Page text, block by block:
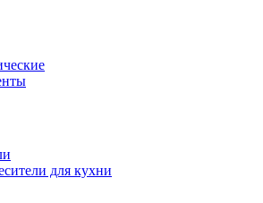
для кухни